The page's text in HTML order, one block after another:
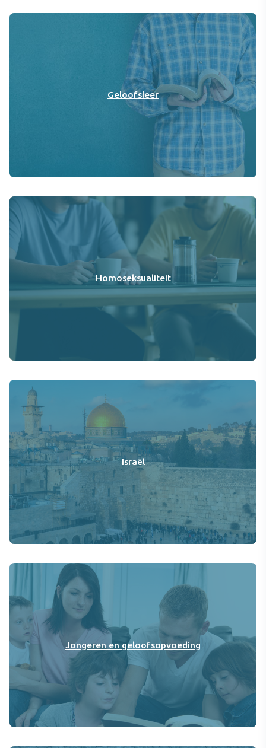
Geloofsleer
Homoseksualiteit
Israël
Jongeren en geloofsopvoeding